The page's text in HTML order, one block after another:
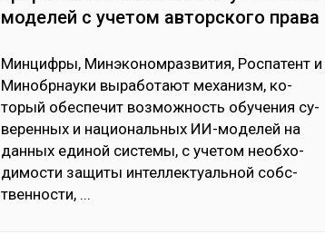
моделей с учетом авторского права
Мин­циф­ры, Ми­нэко­ном­раз­ви­тия, Рос­па­тент и
Ми­ноб­рнау­ки вы­рабо­тают ме­ханизм, ко­
торый обес­пе­чит воз­мож­ность обу­чения су­
верен­ных и на­цио­наль­ных ИИ-мо­делей на
дан­ных еди­ной сис­те­мы, с уче­том необ­хо­
димос­ти за­щиты ин­тел­лек­туаль­ной собс­
твен­нос­ти, ...